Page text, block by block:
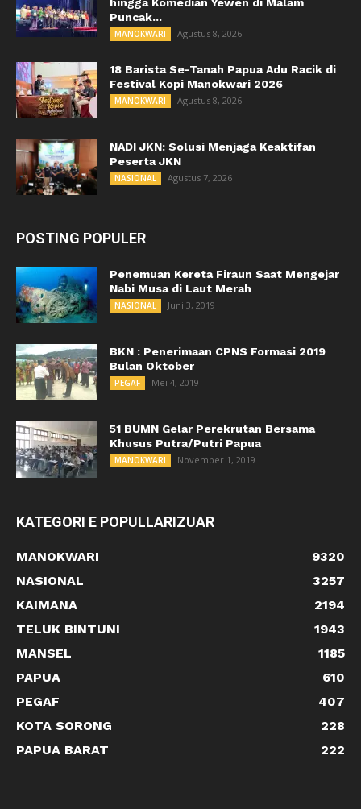
Puncak...
MANOKWARI Agustus 8, 2026
18 Barista Se-Tanah Papua Adu Racik di
Festival Kopi Manokwari 2026
MANOKWARI Agustus 8, 2026
NADI JKN: Solusi Menjaga Keaktifan
Peserta JKN
NASIONAL Agustus 7, 2026
POSTING POPULER
Penemuan Kereta Firaun Saat Mengejar
Nabi Musa di Laut Merah
NASIONAL Juni 3, 2019
BKN : Penerimaan CPNS Formasi 2019
Bulan Oktober
PEGAF Mei 4, 2019
51 BUMN Gelar Perekrutan Bersama
Khusus Putra/Putri Papua
MANOKWARI November 1, 2019
KATEGORI E POPULLARIZUAR
MANOKWARI
9320
NASIONAL
3257
KAIMANA
2194
TELUK BINTUNI
1943
MANSEL
1185
PAPUA
610
PEGAF
407
KOTA SORONG
228
PAPUA BARAT
222